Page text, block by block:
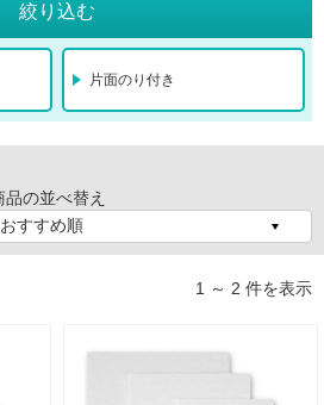
絞り込む
片面のり付き
品の並べ替え
1 ～ 2 件を表示